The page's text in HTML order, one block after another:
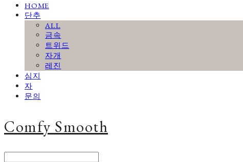
HOME
단추
ALL
금속
트위드
자개
레진
심지
자
문의
Comfy Smooth